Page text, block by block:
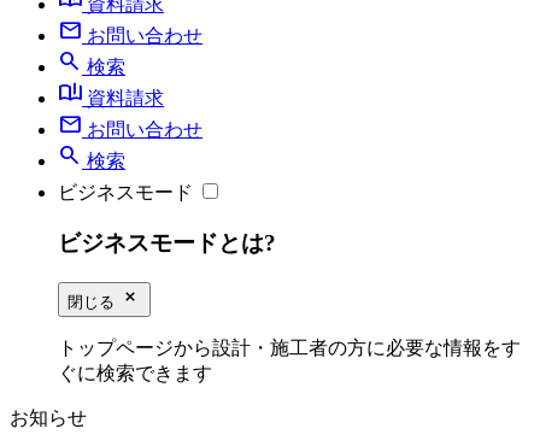
mail お問い合わせ
search 検索
book_ribbon 資料請求
mail お問い合わせ
search 検索
ビジネスモード
ビジネスモードとは?
閉じる close_small
トップページから設計・施工者の方に必要な情報をす
ぐに検索できます
お知らせ